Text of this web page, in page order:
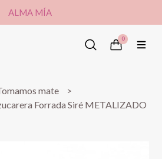
ALMA MÍA
0
mate
Forrada Siré METALIZADO